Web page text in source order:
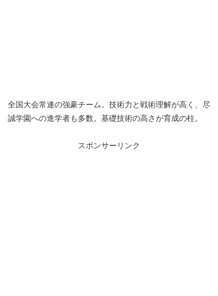
全国大会常連の強豪チーム。技術力と戦術理解が高く、尽
誠学園への進学者も多数。基礎技術の高さが育成の柱。
スポンサーリンク